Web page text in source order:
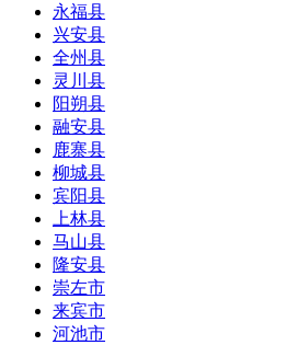
永福县
兴安县
全州县
灵川县
阳朔县
融安县
鹿寨县
柳城县
宾阳县
上林县
马山县
隆安县
崇左市
来宾市
河池市